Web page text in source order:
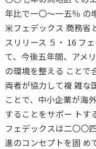
年比で一〇〜一五％ の
米フェデックス 商務
スリリース ５・ 16 フ
て、今後五年間、アメ
の環境を整える ことで
両者が協力して複 雑な
ことで、中小企業が海
することをサポー トす
フェデックスは二〇〇
進のコンセプトを固 め